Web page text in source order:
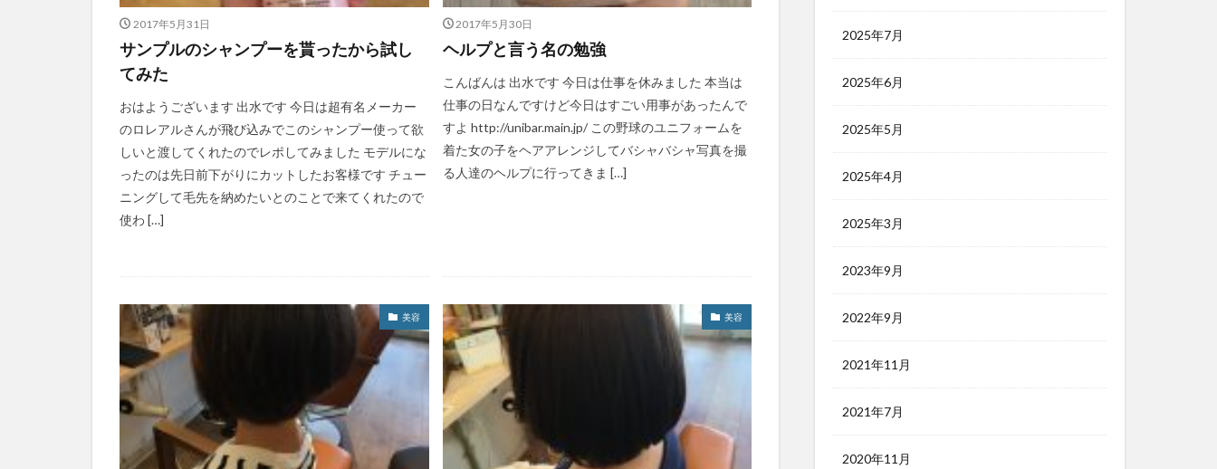
2017年5月31日
サンプルのシャンプーを貰ったから試し
てみた
おはようございます 出水です 今日は超有名メーカー
のロレアルさんが飛び込みでこのシャンプー使って欲
しいと渡してくれたのでレポしてみました モデルにな
ったのは先日前下がりにカットしたお客様です チュー
ニングして毛先を納めたいとのことで来てくれたので
使わ […]
2017年5月30日
ヘルプと言う名の勉強
こんばんは 出水です 今日は仕事を休みました 本当は
仕事の日なんですけど今日はすごい用事があったんで
すよ http://unibar.main.jp/ この野球のユニフォームを
着た女の子をヘアアレンジしてバシャバシャ写真を撮
る人達のヘルプに行ってきま […]
美容 美容
2025年7月
2025年6月
2025年5月
2025年4月
2025年3月
2023年9月
2022年9月
2021年11月
2021年7月
2020年11月